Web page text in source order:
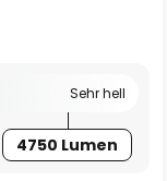
Sehr hell
4750 Lumen